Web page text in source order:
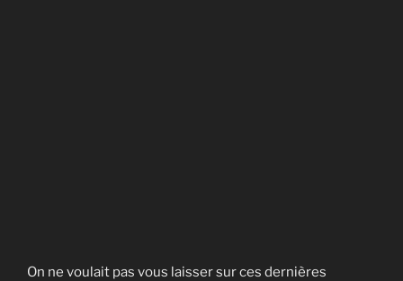
On ne voulait pas vous laisser sur ces dernières